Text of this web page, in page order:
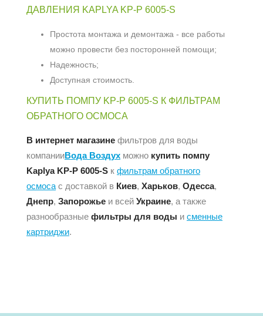
ДАВЛЕНИЯ KAPLYA KP-P 6005-S
Простота монтажа и демонтажа - все работы
можно провести без посторонней помощи;
Надежность;
Доступная стоимость.
КУПИТЬ ПОМПУ KP-P 6005-S К ФИЛЬТРАМ
ОБРАТНОГО ОСМОСА
В интернет магазине фильтров для воды
компанииВода Воздух можно купить помпу
Kaplya KP-P 6005-S к фильтрам обратного
осмоса с доставкой в Киев, Харьков, Одесса,
Днепр, Запорожье и всей Украине, а также
разнообразные фильтры для воды и сменные
картриджи.